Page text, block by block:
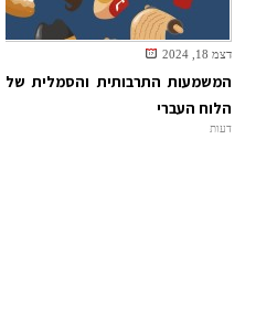
דצמ 18, 2024
המשמעות התרבותית והסמלית של
הלוח העברי
דעות